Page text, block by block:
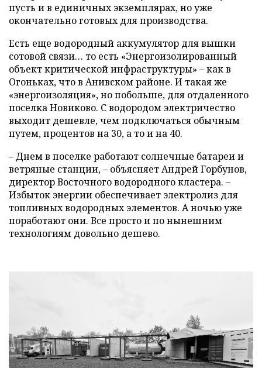
пусть и в единичных экземплярах, но уже
окончательно готовых для производства.
Есть еще водородный аккумулятор для вышки
сотовой связи… то есть «Энергоизолированный
объект критической инфраструктуры» – как в
Огоньках, что в Анивском районе. И такая же
«энергоизоляция», но побольше, для отдаленного
поселка Новиково. С водородом электричество
выходит дешевле, чем подключаться обычным
путем, процентов на 30, а то и на 40.
– Днем в поселке работают солнечные батареи и
ветряные станции, – объясняет Андрей Горбунов,
директор Восточного водородного кластера. –
Избыток энергии обеспечивает электролиз для
топливных водородных элементов. А ночью уже
поработают они. Все просто и по нынешним
технологиям довольно дешево.